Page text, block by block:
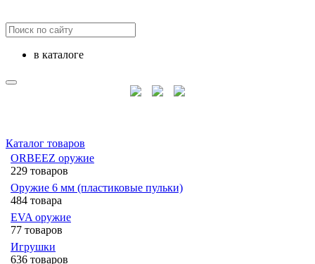
в каталоге
Каталог товаров
ORBEEZ оружие
229 товаров
Оружие 6 мм (пластиковые пульки)
484 товара
EVA оружие
77 товаров
Игрушки
636 товаров